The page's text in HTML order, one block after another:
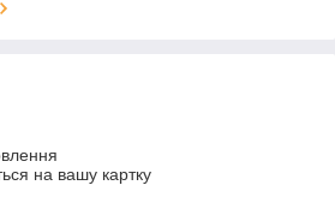
на вашу картку